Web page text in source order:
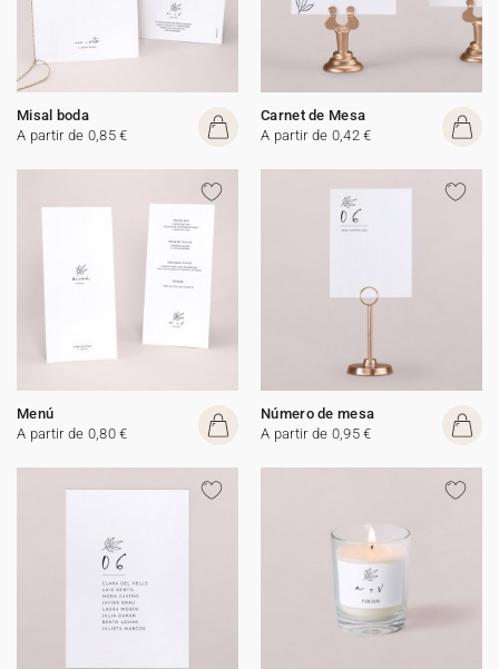
Misal boda
A partir de 0,85 €
Carnet de Mesa
A partir de 0,42 €
Menú
A partir de 0,80 €
Número de mesa
A partir de 0,95 €